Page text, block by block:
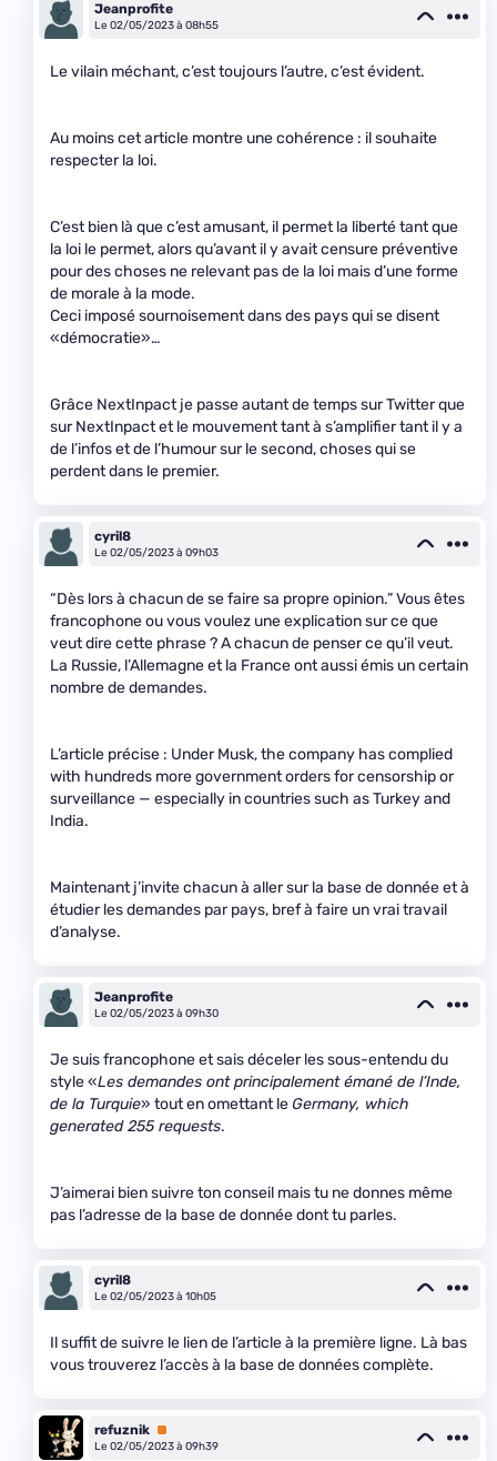
Jeanprofite
Le 02/05/2023 à 08h55
Le vilain méchant, c’est toujours l’autre, c’est évident.
Au moins cet article montre une cohérence : il souhaite
respecter la loi.
C’est bien là que c’est amusant, il permet la liberté tant que
la loi le permet, alors qu’avant il y avait censure préventive
pour des choses ne relevant pas de la loi mais d’une forme
de morale à la mode.
Ceci imposé sournoisement dans des pays qui se disent
«démocratie»…
Grâce NextInpact je passe autant de temps sur Twitter que
sur NextInpact et le mouvement tant à s’amplifier tant il y a
de l’infos et de l’humour sur le second, choses qui se
perdent dans le premier.
cyril8
Le 02/05/2023 à 09h03
“Dès lors à chacun de se faire sa propre opinion.” Vous êtes
francophone ou vous voulez une explication sur ce que
veut dire cette phrase ? A chacun de penser ce qu’il veut.
La Russie, l’Allemagne et la France ont aussi émis un certain
nombre de demandes.
L’article précise : Under Musk, the company has complied
with hundreds more government orders for censorship or
surveillance — especially in countries such as Turkey and
India.
Maintenant j’invite chacun à aller sur la base de donnée et à
étudier les demandes par pays, bref à faire un vrai travail
d’analyse.
Jeanprofite
Le 02/05/2023 à 09h30
Je suis francophone et sais déceler les sous-entendu du
style «Les demandes ont principalement émané de l’Inde,
de la Turquie» tout en omettant leGermany, which
generated 255 requests.
J’aimerai bien suivre ton conseil mais tu ne donnes même
pas l’adresse de la base de donnée dont tu parles.
cyril8
Le 02/05/2023 à 10h05
Il suffit de suivre le lien de l’article à la première ligne. Là bas
vous trouverez l’accès à la base de données complète.
refuznik Premium
Le 02/05/2023 à 09h39